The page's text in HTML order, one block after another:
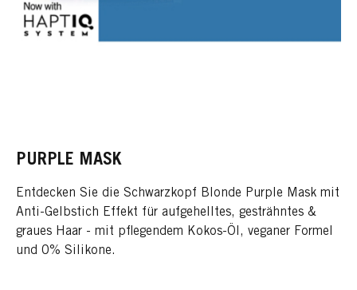
PURPLE MASK
Entdecken Sie die Schwarzkopf Blonde Purple Mask mit
Anti-Gelbstich Effekt für aufgehelltes, gesträhntes &
graues Haar - mit pflegendem Kokos-Öl, veganer Formel
und 0% Silikone.